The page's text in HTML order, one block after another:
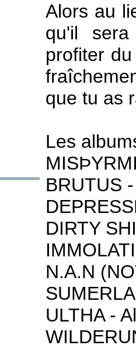
Alors au
qu'il
profiter
que tu as
Les
BRUTUS
DIRTY
N.A.N
ULTHA -